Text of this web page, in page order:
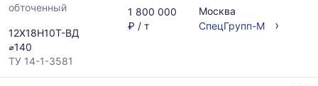
обточенный
12Х18Н10Т-ВД
⌀140
ТУ 14-1-3581
1 800 000
₽ / т
Москва
СпецГрупп-М
›